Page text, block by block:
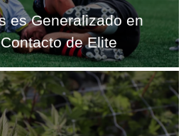
es Generalizado en
de Elite